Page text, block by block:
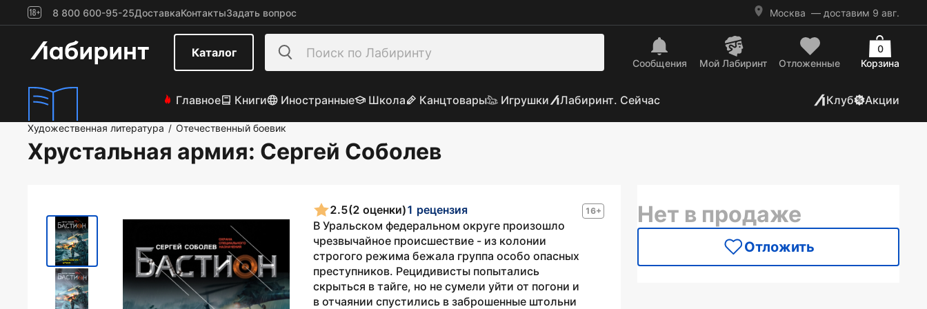
8 800 600-95-25ДоставкаКонтактыЗадать вопрос Москва — доставим 9 авг.
Каталог
Сообщения Mой Лабиринт Отложенные Корзина
0
Главное Книги Иностранные Школа Канцтовары Игрушки Лабиринт. Сейчас Клуб Акции
Художественная литература / Отечественный боевик
Хрустальная армия: Сергей Соболев
16+
2.5(2 оценки)1 рецензия
В Уральском федеральном округе произошло
чрезвычайное происшествие - из колонии
строгого режима бежала группа особо опасных
преступников. Рецидивисты попытались
скрыться в тайге, но не сумели уйти от погони и
в отчаянии спустились в заброшенные штольни
Нет в продаже
Отложить